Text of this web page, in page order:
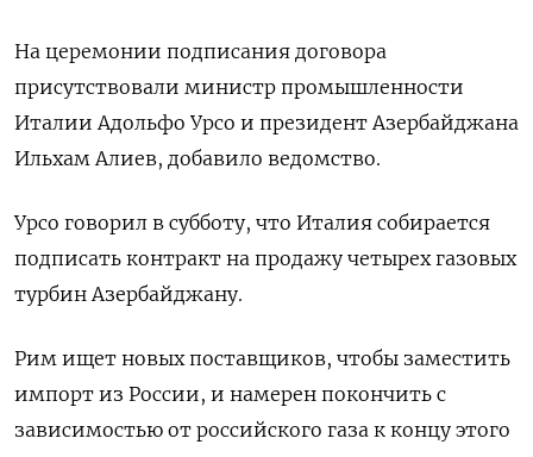
На церемонии подписания договора
присутствовали министр промышленности
Италии Адольфо Урсо и президент Азербайджана
Ильхам Алиев, добавило ведомство.
Урсо говорил в субботу, что Италия собирается
подписать контракт на продажу четырех газовых
турбин Азербайджану.
Рим ищет новых поставщиков, чтобы заместить
импорт из России, и намерен покончить с
зависимостью от российского газа к концу этого